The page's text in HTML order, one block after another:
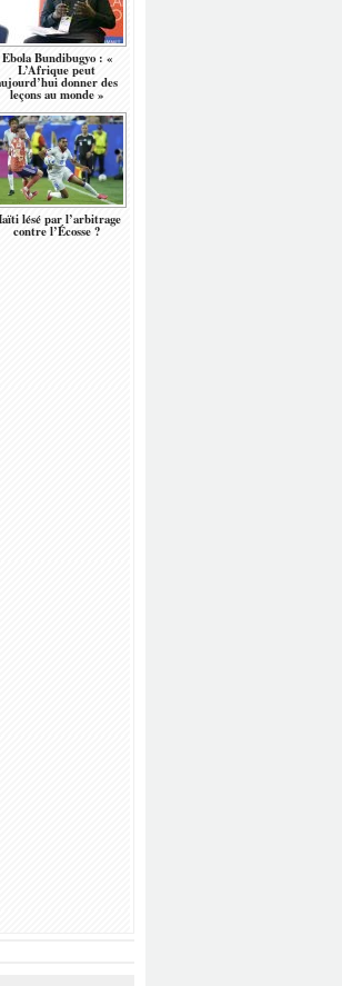
Ebola Bundibugyo : «
L’Afrique peut
donner des
leçons au monde »
lésé par l’arbitrage
contre l’Écosse ?